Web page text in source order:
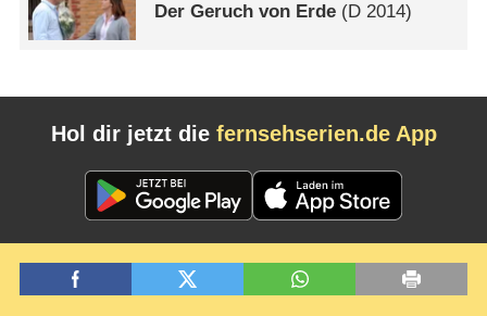
Der Geruch von Erde (D 2014)
Hol dir jetzt die fernsehserien.de App